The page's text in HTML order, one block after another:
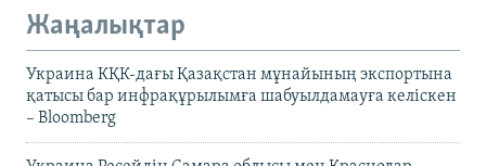
Жаңалықтар
Украина КҚК-дағы Қазақстан мұнайының экспортына
қатысы бар инфрақұрылымға шабуылдамауға келіскен
– Bloomberg